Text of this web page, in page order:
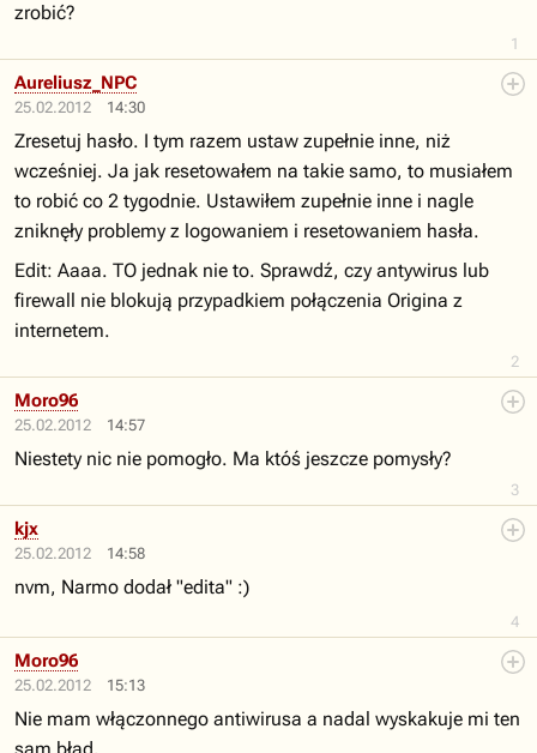
1
zrobić?
25.02.2012 14:30
2
Aureliusz_NPC
Zresetuj hasło. I tym razem ustaw zupełnie inne, niż
wcześniej. Ja jak resetowałem na takie samo, to musiałem
to robić co 2 tygodnie. Ustawiłem zupełnie inne i nagle
zniknęły problemy z logowaniem i resetowaniem hasła.
Edit: Aaaa. TO jednak nie to. Sprawdź, czy antywirus lub
firewall nie blokują przypadkiem połączenia Origina z
internetem.
25.02.2012 14:57
3
Moro96
Niestety nic nie pomogło. Ma któś jeszcze pomysły?
25.02.2012 14:58
4
kjx
nvm, Narmo dodał "edita" :)
25.02.2012 15:13
Moro96
Nie mam włączonnego antiwirusa a nadal wyskakuje mi ten